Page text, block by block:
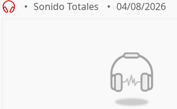
Sonido Totales 04/08/2026